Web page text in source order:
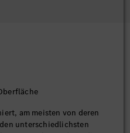
am meisten von deren
unterschiedlichsten